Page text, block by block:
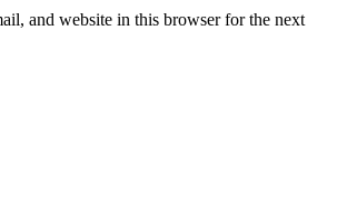
and website in this browser for the next